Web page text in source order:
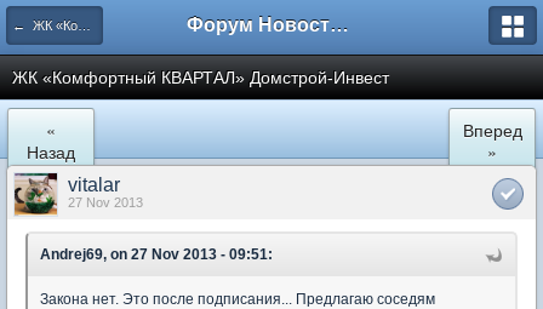
← ЖК «Комфортный КВАРТАЛ» Форум Новостройки
ЖК «Комфортный КВАРТАЛ» Домстрой-Инвест
«
Назад
Вперед
»
vitalar
27 Nov 2013
Andrej69, on 27 Nov 2013 - 09:51:
Закона нет. Это после подписания... Предлагаю соседям